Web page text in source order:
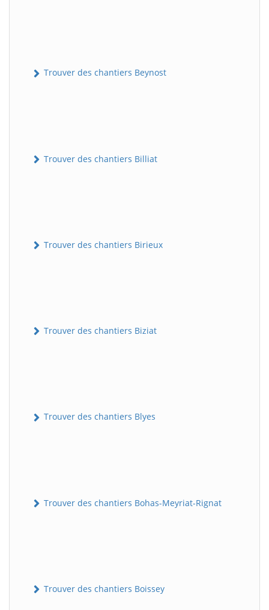
Trouver des chantiers Beynost
Trouver des chantiers Billiat
Trouver des chantiers Birieux
Trouver des chantiers Biziat
Trouver des chantiers Blyes
Trouver des chantiers Bohas-Meyriat-Rignat
Trouver des chantiers Boissey